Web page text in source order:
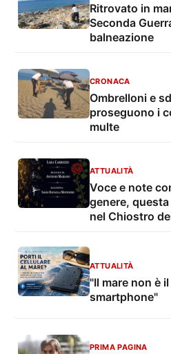
Ritrovato in
Seconda
balneazione
CRONACA
Ombrelloni e
proseguono i
multe
ATTUALITÀ
Voce e note
genere, questa
nel Chiostro
ATTUALITÀ
"Il mare non è
smartphone"
PRIMA PAGINA